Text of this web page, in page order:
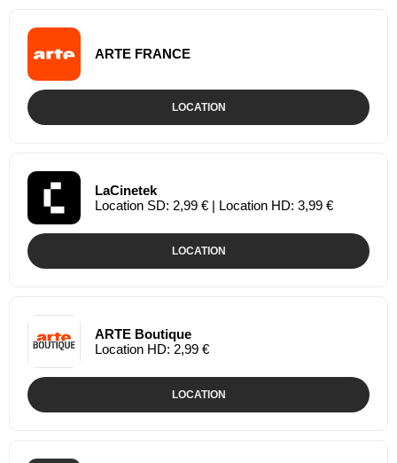
ARTE FRANCE
LOCATION
LaCinetek
Location SD: 2,99 € | Location HD: 3,99 €
LOCATION
ARTE Boutique
Location HD: 2,99 €
LOCATION